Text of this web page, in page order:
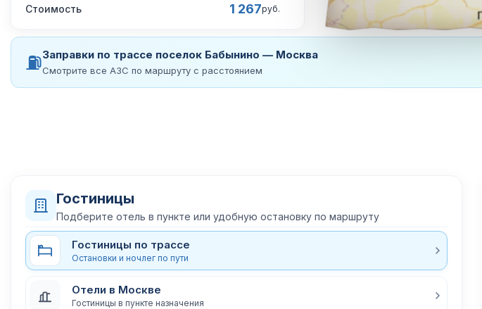
Стоимость 1 267руб.
⛽Заправки по трассе поселок Бабынино — Москва
Смотрите все АЗС по маршруту с расстоянием
Гостиницы
Подберите отель в пункте или удобную остановку по маршруту
Гостиницы по трассе
Остановки и ночлег по пути
Отели в Москве
Гостиницы в пункте назначения